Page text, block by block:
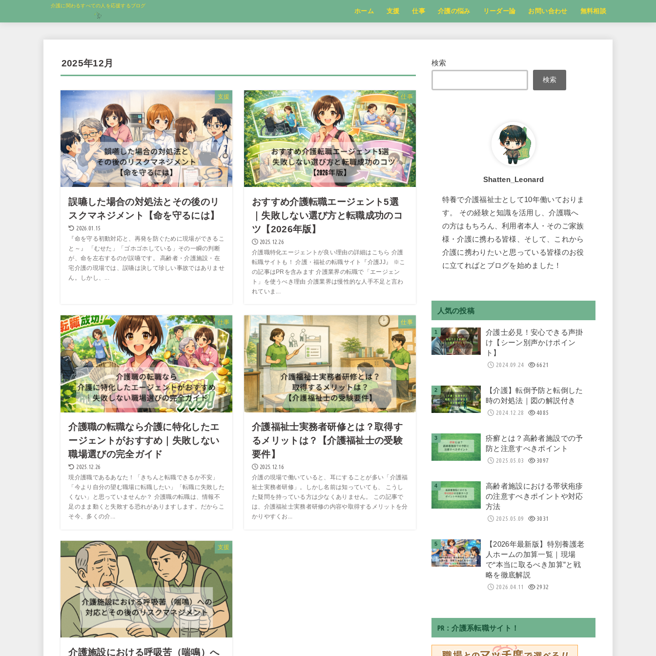
介護に関わるすべての人を応援するブログ
ホーム 支援 仕事 介護の悩み リーダー論 お問い合わせ 無料相談
2025年12月
支援
誤嚥した場合の対処法とその後のリ
スクマネジメント【命を守るには】
2026.01.15
『命を守る初動対応と、再発を防ぐために現場ができるこ
と～』 「むせた」「ゴホゴホしている」その一瞬の判断
が、命を左右するのが誤嚥です。 高齢者・介護施設・在
宅介護の現場では、誤嚥は決して珍しい事故ではありませ
ん。しかし、...
仕事
おすすめ介護転職エージェント5選
｜失敗しない選び方と転職成功のコ
ツ【2026年版】
2025.12.26
介護職特化エージェントが良い理由の詳細はこちら 介護
転職サイトも！ 介護・福祉の転職サイト『介護JJ』 ※こ
の記事はPRを含みます 介護業界の転職で「エージェン
ト」を使うべき理由 介護業界は慢性的な人手不足と言わ
れていま...
仕事
介護職の転職なら介護に特化したエ
ージェントがおすすめ｜失敗しない
職場選びの完全ガイド
2025.12.26
現介護職であるあなた！「きちんと転職できるか不安」
「今より自分の望む職場に転職したい」「転職に失敗した
くない」と思っていませんか？ 介護職の転職は、情報不
足のまま動くと失敗する恐れがありますします。だからこ
そ今、多くの介...
仕事
介護福祉士実務者研修とは？取得す
るメリットは？【介護福祉士の受験
要件】
2025.12.16
介護の現場で働いていると、耳にすることが多い「介護福
祉士実務者研修」。しかし名前は知っていても、 こうし
た疑問を持っている方は少なくありません。 この記事で
は、介護福祉士実務者研修の内容や取得するメリットを分
かりやすくお...
支援
介護施設における呼吸苦（喘鳴）へ
検索
検索
Shatten_Leonard
特養で介護福祉士として10年働いておりま
す。 その経験と知識を活用し、介護職へ
の方はもちろん、利用者本人・そのご家族
様・介護に携わる皆様、そして、これから
介護に携わりたいと思っている皆様のお役
に立てればとブログを始めました！
人気の投稿
介護士必見！安心できる声掛
け【シーン別声かけポイン
ト】
2024.09.24 6621
【介護】転倒予防と転倒した
時の対処法｜図の解説付き
2024.12.28 4085
疥癬とは？高齢者施設での予
防と注意すべきポイント
2025.05.03 3097
高齢者施設における帯状疱疹
の注意すべきポイントや対応
方法
2025.05.09 3031
【2026年最新版】特別養護老
人ホームの加算一覧｜現場
で“本当に取るべき加算”と戦
略を徹底解説
2026.04.11 2932
PR：介護系転職サイト！